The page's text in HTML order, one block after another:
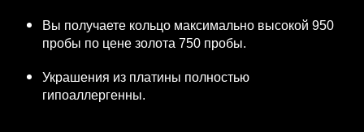
Вы получаете кольцо максимально высокой 950
пробы по цене золота 750 пробы.
Украшения из платины полностью
гипоаллергенны.